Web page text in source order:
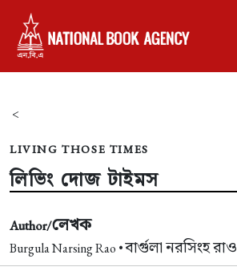
<
LIVING THOSE TIMES
লিভিং দোজ টাইমস
Author/লেখক
Burgula Narsing Rao •বার্গুলা নরসিংহ রাও